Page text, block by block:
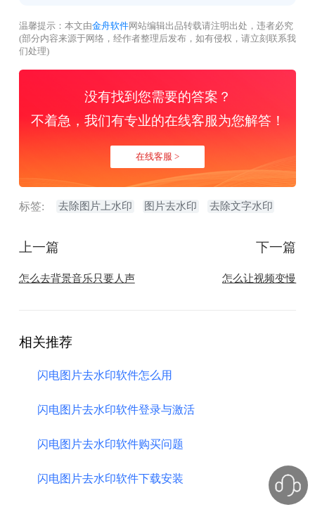
温馨提示：本文由金舟软件网站编辑出品转载请注明出处，违者必究
(部分内容来源于网络，经作者整理后发布，如有侵权，请立刻联系我
们处理)
没有找到您需要的答案？
不着急，我们有专业的在线客服为您解答！
在线客服 >
标签: 去除图片上水印 图片去水印 去除文字水印
上一篇
怎么去背景音乐只要人声
下一篇
​怎么让视频变慢
相关推荐
闪电图片去水印软件怎么用
闪电图片去水印软件登录与激活
闪电图片去水印软件购买问题
闪电图片去水印软件下载安装